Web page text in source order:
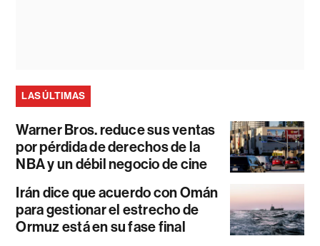
LAS ÚLTIMAS
Warner Bros. reduce sus ventas
por pérdida de derechos de la
NBA y un débil negocio de cine
Irán dice que acuerdo con Omán
para gestionar el estrecho de
Ormuz está en su fase final